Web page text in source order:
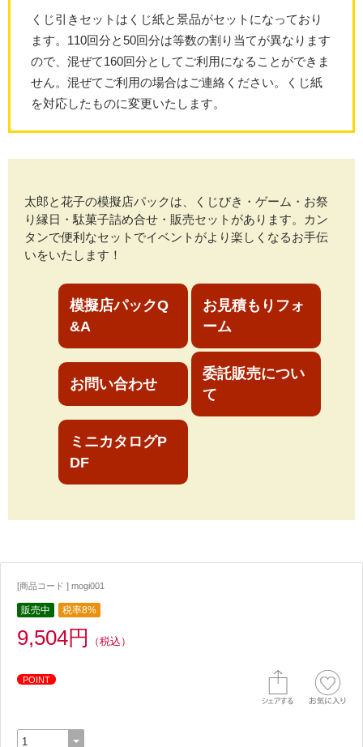
くじ引きセットはくじ紙と景品がセットになっており
ます。110回分と50回分は等数の割り当てが異なります
ので、混ぜて160回分としてご利用になることができま
せん。混ぜてご利用の場合はご連絡ください。くじ紙
を対応したものに変更いたします。
太郎と花子の模擬店パックは、くじびき・ゲーム・お祭
り縁日・駄菓子詰め合せ・販売セットがあります。カン
タンで便利なセットでイベントがより楽しくなるお手伝
いをいたします！
模擬店パックQ
&A
お見積もりフォ
ーム
お問い合わせ
委託販売につい
て
ミニカタログP
DF
[商品コード ] mogi001
販売中 税率8%
9,504円 （税込）
POINT